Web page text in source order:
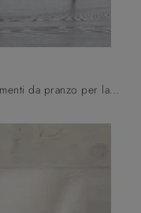
Durante l'acquisto dei mobili e complementi da pranzo per la propria casa è essenziale valutare le dimensioni, i materiali e lo stile per trovare il ...